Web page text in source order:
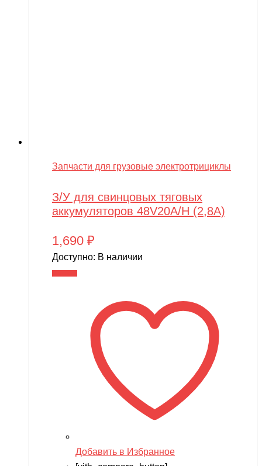
Запчасти для грузовые электротрициклы
З/У для свинцовых тяговых
аккумуляторов 48V20A/H (2,8A)
1,690 ₽
Доступно: В наличии
Добавить в Избранное